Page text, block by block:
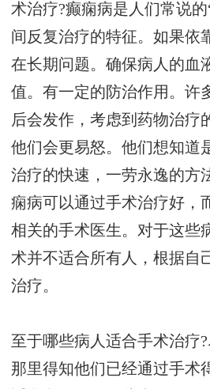
术治疗?癫痫病是人们常说
间反复治疗的特征。如果依
在长期问题。确保病人的血
值。有一定的防治作用。许
后会发作，考虑到药物治疗
他们会更易怒。他们想知道
治疗的快速，一劳永逸的方
痫病可以通过手术治疗好，
相关的手术医生。对于这些
术并不适合所有人，根据自
治疗。
至于哪些病人适合手术治疗
那里得知他们已经通过手术